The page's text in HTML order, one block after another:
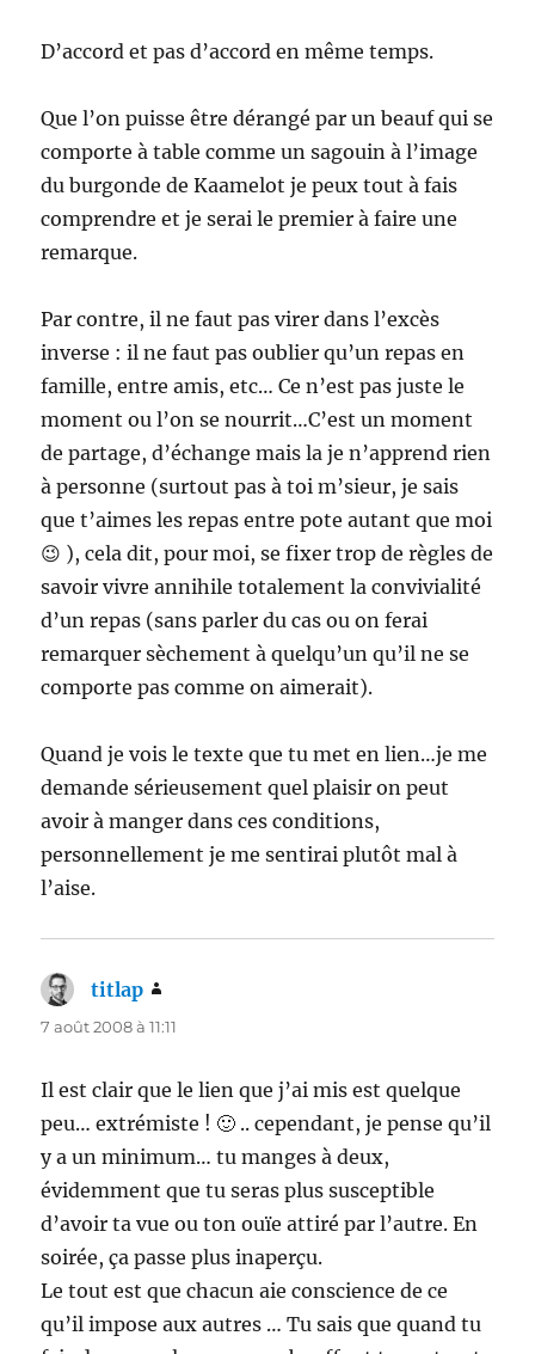
D’accord et pas d’accord en même temps.
Que l’on puisse être dérangé par un beauf qui se
comporte à table comme un sagouin à l’image
du burgonde de Kaamelot je peux tout à fais
comprendre et je serai le premier à faire une
remarque.
Par contre, il ne faut pas virer dans l’excès
inverse : il ne faut pas oublier qu’un repas en
famille, entre amis, etc… Ce n’est pas juste le
moment ou l’on se nourrit…C’est un moment
de partage, d’échange mais la je n’apprend rien
à personne (surtout pas à toi m’sieur, je sais
que t’aimes les repas entre pote autant que moi
😉 ), cela dit, pour moi, se fixer trop de règles de
savoir vivre annihile totalement la convivialité
d’un repas (sans parler du cas ou on ferai
remarquer sèchement à quelqu’un qu’il ne se
comporte pas comme on aimerait).
Quand je vois le texte que tu met en lien…je me
demande sérieusement quel plaisir on peut
avoir à manger dans ces conditions,
personnellement je me sentirai plutôt mal à
l’aise.
titlap
7 août 2008 à 11:11
Il est clair que le lien que j’ai mis est quelque
peu… extrémiste ! 🙂 .. cependant, je pense qu’il
y a un minimum… tu manges à deux,
évidemment que tu seras plus susceptible
d’avoir ta vue ou ton ouïe attiré par l’autre. En
soirée, ça passe plus inaperçu.
Le tout est que chacun aie conscience de ce
qu’il impose aux autres … Tu sais que quand tu